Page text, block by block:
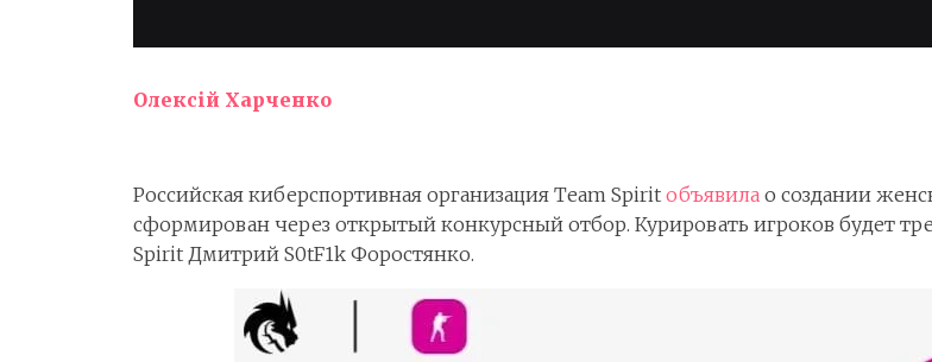
Олексій Харченко
Российская киберспортивная организация Team Spirit объявила о создании
сформирован через открытый конкурсный отбор. Курировать игроков будет
Spirit Дмитрий S0tF1k Форостянко.